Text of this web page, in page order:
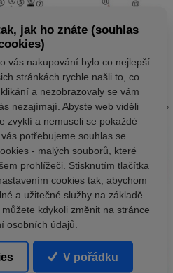
jak ho znáte (souhlas
vás nakupování bylo co nejlepší
stránkách rychle našli to, co
a nezobrazovaly se vám
nezajímají. Abyste web viděli
zvyklí a nemuseli se pokaždé
potřebujeme souhlas se
- malých souborů, které
prohlížeči. Stisknutím tlačítka
cookies tak, abychom
a užitečné služby na základě
kdykoli změnit na stránce
osobních údajů.
V pořádku